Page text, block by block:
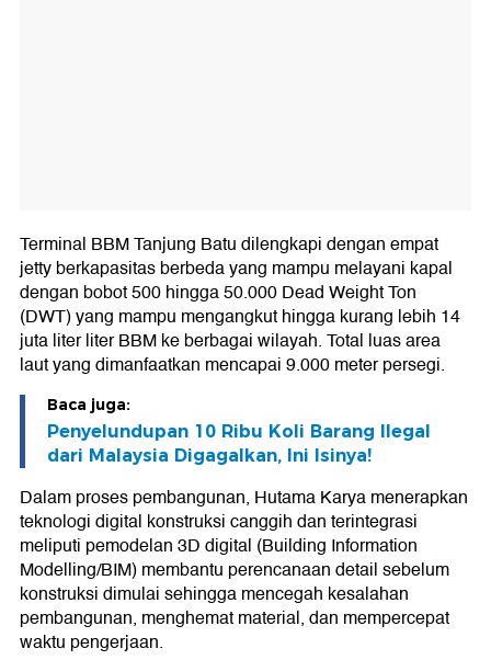
Terminal BBM Tanjung Batu dilengkapi dengan empat
jetty berkapasitas berbeda yang mampu melayani kapal
dengan bobot 500 hingga 50.000 Dead Weight Ton
(DWT) yang mampu mengangkut hingga kurang lebih 14
juta liter liter BBM ke berbagai wilayah. Total luas area
laut yang dimanfaatkan mencapai 9.000 meter persegi.
Baca juga:
Penyelundupan 10 Ribu Koli Barang Ilegal
dari Malaysia Digagalkan, Ini Isinya!
Dalam proses pembangunan, Hutama Karya menerapkan
teknologi digital konstruksi canggih dan terintegrasi
meliputi pemodelan 3D digital (Building Information
Modelling/BIM) membantu perencanaan detail sebelum
konstruksi dimulai sehingga mencegah kesalahan
pembangunan, menghemat material, dan mempercepat
waktu pengerjaan.